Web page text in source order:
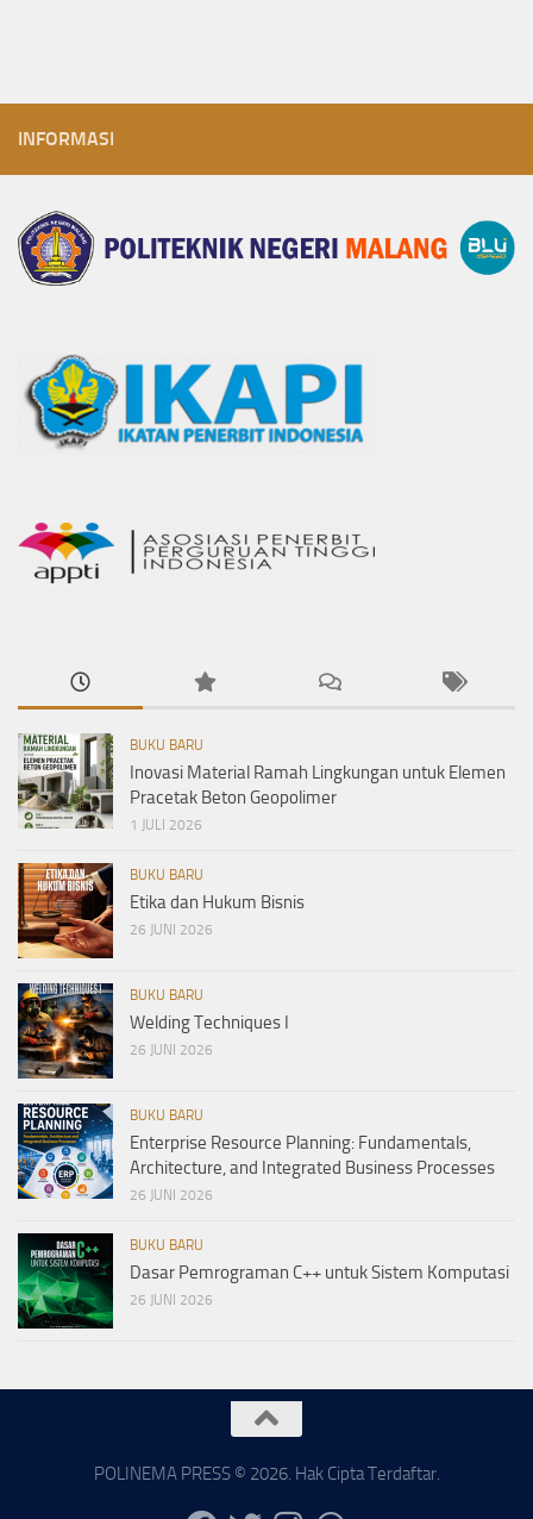
INFORMASI
BUKU BARU
Inovasi Material Ramah Lingkungan untuk Elemen
Pracetak Beton Geopolimer
1 JULI 2026
BUKU BARU
Etika dan Hukum Bisnis
26 JUNI 2026
BUKU BARU
Welding Techniques I
26 JUNI 2026
BUKU BARU
Enterprise Resource Planning: Fundamentals,
Architecture, and Integrated Business Processes
26 JUNI 2026
BUKU BARU
Dasar Pemrograman C++ untuk Sistem Komputasi
26 JUNI 2026
POLINEMA PRESS © 2026. Hak Cipta Terdaftar.